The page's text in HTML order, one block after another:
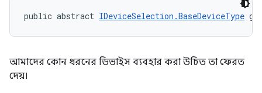
public abstract IDeviceSelection.BaseDeviceType
আমাদের কোন ধরনের ডিভাইস ব্যবহার করা উচিত তা ফেরত
দেয়।